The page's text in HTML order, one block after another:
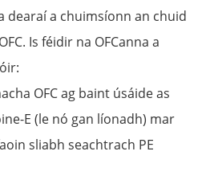
dearaí a chuimsíonn an chuid
Is féidir na OFCanna a
OFC ag baint úsáide as
E (le nó gan líonadh) mar
sliabh seachtrach PE